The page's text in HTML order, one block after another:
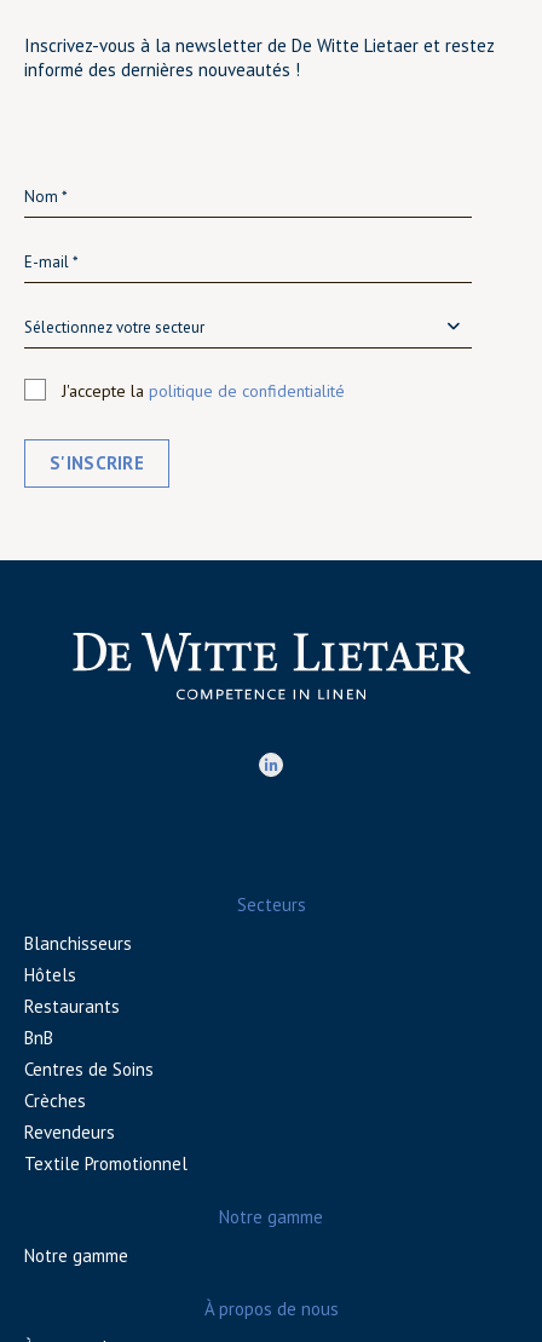
Inscrivez-vous à la newsletter de De Witte Lietaer et restez
informé des dernières nouveautés !
Sélectionnez votre secteur
J'accepte la politique de confidentialité
S'INSCRIRE
Secteurs
Blanchisseurs
Hôtels
Restaurants
BnB
Centres de Soins
Crèches
Revendeurs
Textile Promotionnel
Notre gamme
Notre gamme
À propos de nous